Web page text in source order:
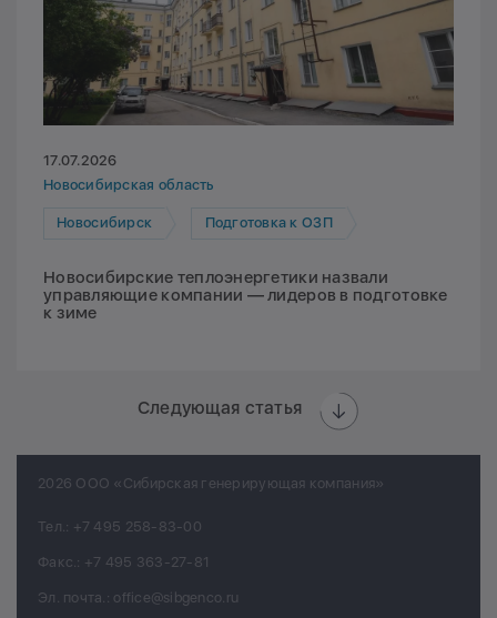
17.07.2026
Новосибирская область
Новосибирск Подготовка к ОЗП
Новосибирские теплоэнергетики назвали
управляющие компании — лидеров в подготовке
к зиме
Следующая статья
2026 ООО «Сибирская генерирующая компания»
Тел.: +7 495 258-83-00
Факс.: +7 495 363-27-81
Эл. почта.: office@sibgenco.ru